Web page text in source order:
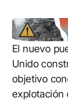
El nuevo puerto petrolero que el Reino
Unido
objetivo
explotación